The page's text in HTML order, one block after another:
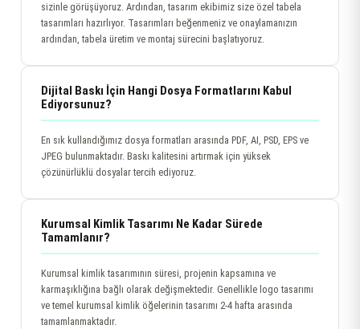
sizinle görüşüyoruz. Ardından, tasarım ekibimiz size özel tabela
tasarımları hazırlıyor. Tasarımları beğenmeniz ve onaylamanızın
ardından, tabela üretim ve montaj sürecini başlatıyoruz.
Dijital Baskı İçin Hangi Dosya Formatlarını Kabul
Ediyorsunuz?
En sık kullandığımız dosya formatları arasında PDF, AI, PSD, EPS ve
JPEG bulunmaktadır. Baskı kalitesini artırmak için yüksek
çözünürlüklü dosyalar tercih ediyoruz.
Kurumsal Kimlik Tasarımı Ne Kadar Sürede
Tamamlanır?
Kurumsal kimlik tasarımının süresi, projenin kapsamına ve
karmaşıklığına bağlı olarak değişmektedir. Genellikle logo tasarımı
ve temel kurumsal kimlik öğelerinin tasarımı 2-4 hafta arasında
tamamlanmaktadır.